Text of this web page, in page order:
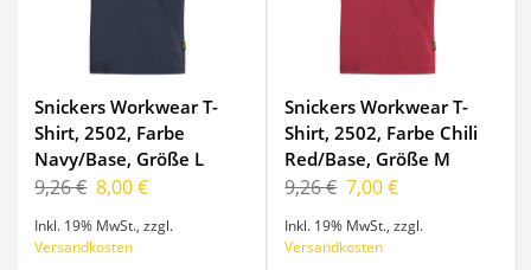
Snickers Workwear T-
Shirt, 2502, Farbe
Navy/Base, Größe L
9,26 € 8,00 €
Inkl. 19% MwSt. ,zzgl.
Versandkosten
Snickers Workwear T-
Shirt, 2502, Farbe Chili
Red/Base, Größe M
9,26 € 7,00 €
Inkl. 19% MwSt. ,zzgl.
Versandkosten